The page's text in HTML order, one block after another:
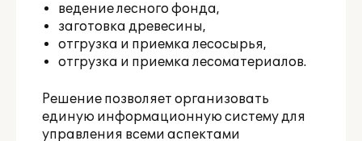
ведение лесного фонда,
заготовка древесины,
отгрузка и приемка лесосырья,
отгрузка и приемка лесоматериалов.
Решение позволяет организовать
единую информационную систему для
управления всеми аспектами